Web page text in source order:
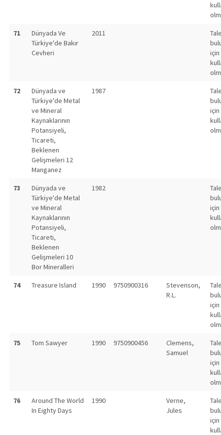
71
Dünyada Ve
Türkiye'de Bakır
Cevheri
2011
için
72
Dünyada ve
Türkiye'de Metal
ve Mineral
Kaynaklarının
Potansiyeli,
Ticareti,
Beklenen
Gelişmeleri 12
Manganez
1987
için
73
Dünyada ve
Türkiye'de Metal
ve Mineral
Kaynaklarının
Potansiyeli,
Ticareti,
Beklenen
Gelişmeleri 10
Bor Mineralleri
1982
için
74 Treasure Island 1990 9750900316
Stevenson,
R.L.
için
75 Tom Sawyer 1990 9750900456
Clemens,
Samuel
için
76
Around The World
In Eighty Days
1990
Verne,
Jules
için